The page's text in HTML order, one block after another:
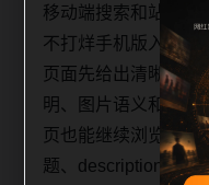
移动端搜索和站内连
不打烊手机版入口、
页面先给出清晰主题
明、图片语义和可点
页也能继续浏览同类
题、description、